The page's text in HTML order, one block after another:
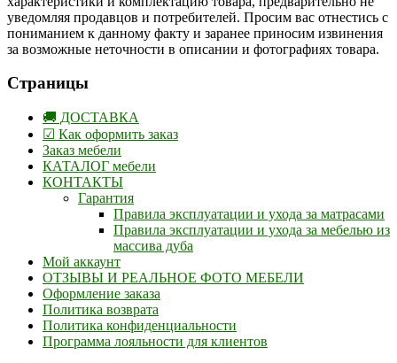
уведомляя продавцов и потребителей. Просим вас отнестись с
пониманием к данному факту и заранее приносим извинения
за возможные неточности в описании и фотографиях товара.
Страницы
🚚 ДОСТАВКА
☑ Как оформить заказ
Заказ мебели
КАТАЛОГ мебели
КОНТАКТЫ
Гарантия
Правила эксплуатации и ухода за матрасами
Правила эксплуатации и ухода за мебелью из
массива дуба
Мой аккаунт
ОТЗЫВЫ И РЕАЛЬНОЕ ФОТО МЕБЕЛИ
Оформление заказа
Политика возврата
Политика конфиденциальности
Программа лояльности для клиентов